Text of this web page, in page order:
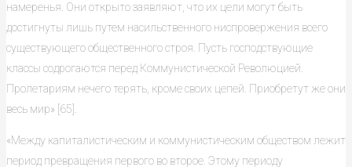
намеренья. Они открыто заявляют, что их цели могут быть
достигнуты лишь путем насильственного ниспровержения всего
существующего общественного строя. Пусть господствующие
классы содрогаются перед Коммунистической Революцией.
Пролетариям нечего терять, кроме своих цепей. Приобретут же они
весь мир» [65].
«Между капиталистическим и коммунистическим обществом лежит
период превращения первого во второе. Этому периоду